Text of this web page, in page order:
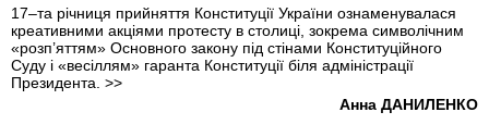
17–та річниця прийняття Конституції України ознаменувалася
креативними акціями протесту в столиці, зокрема символічним
«розп’яттям» Основного закону під стінами Конституційного
Суду і «весіллям» гаранта Конституції біля адміністрації
Президента. >>
Анна ДАНИЛЕНКО